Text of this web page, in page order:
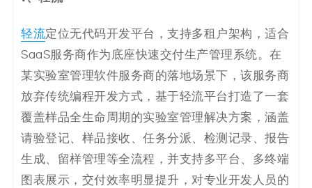
轻流定位无代码开发平台，支持多租户架构，适合
SaaS服务商作为底座快速交付生产管理系统。在
某实验室管理软件服务商的落地场景下，该服务商
放弃传统编程开发方式，基于轻流平台打造了一套
覆盖样品全生命周期的实验室管理解决方案，涵盖
请验登记、样品接收、任务分派、检测记录、报告
生成、留样管理等全流程，并支持多平台、多终端
图表展示，交付效率明显提升，对专业开发人员的